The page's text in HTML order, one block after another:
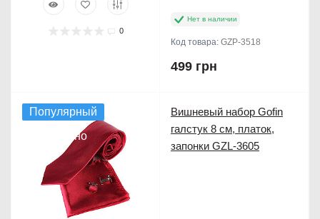
0
Нет в наличии
Код товара: GZP-3518
499 грн
Популярный
Продано
Вишневый набор Gofin
галстук 8 см, платок,
запонки GZL-3605